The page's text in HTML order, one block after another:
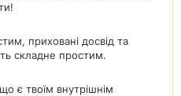
приховані досвід та
складне простим.
є твоїм внутрішнім